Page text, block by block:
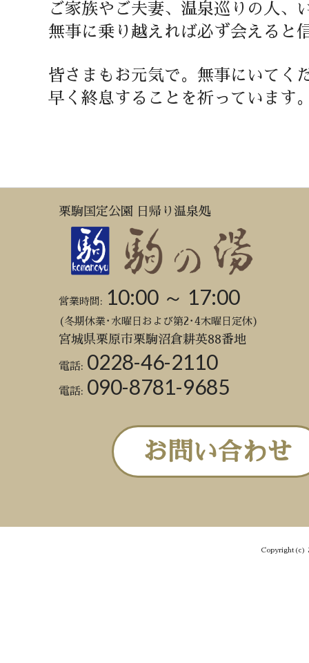
ご家族やご夫妻、温泉巡りの人、
無事に乗り越えれば必ず会えると
皆さまもお元気で。無事にいてく
早く終息することを祈っています
栗駒国定公園 日帰り温泉処
営業時間: 10:00 ～ 17:00
(冬期休業･水曜日および第2･4木曜日定休)
宮城県栗原市栗駒沼倉耕英88番地
電話: 0228-46-2110
電話: 090-8781-9685
お問い合わせ
Copyright(c)